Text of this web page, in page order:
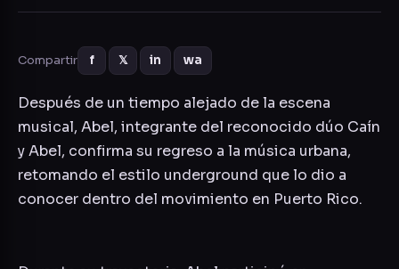
Compartir f 𝕏 in wa
Después de un tiempo alejado de la escena
musical, Abel, integrante del reconocido dúo Caín
y Abel, confirma su regreso a la música urbana,
retomando el estilo underground que lo dio a
conocer dentro del movimiento en Puerto Rico.